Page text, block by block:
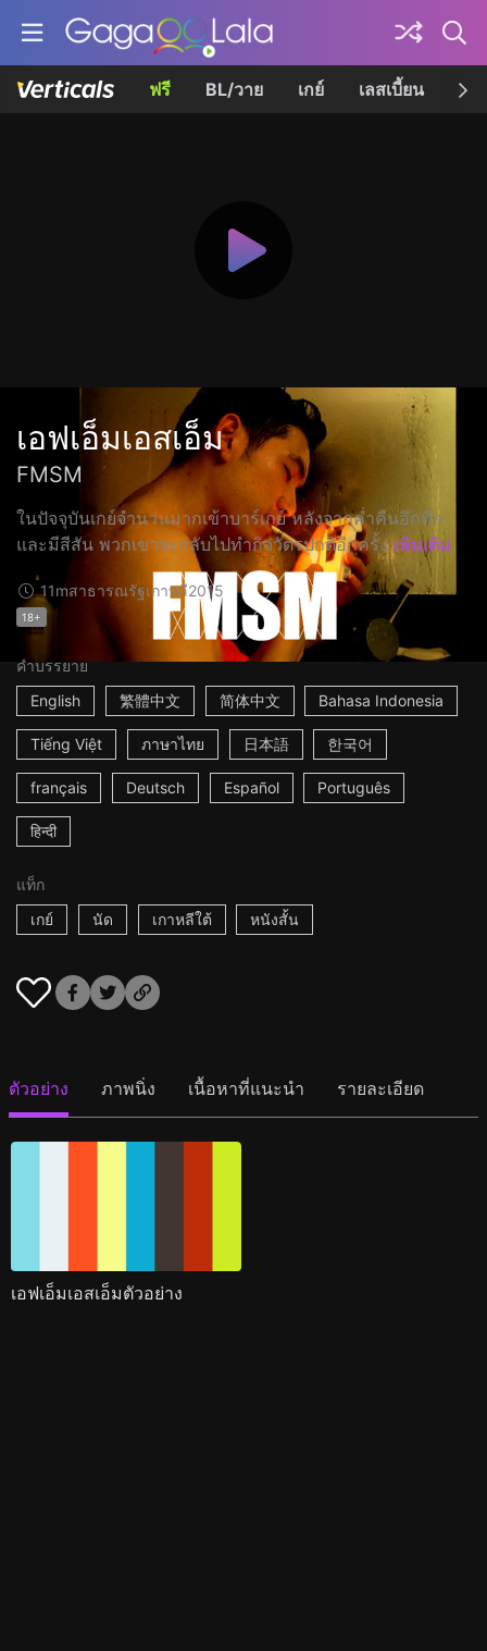
ฟรี BL/วาย เกย์ เลสเบี้ยน เค
เอฟเอ็มเอสเอ็ม
FMSM
ในปัจจุบันเกย์จำนวนมากเข้าบาร์เกย์ หลังจากค่ำคืนอึกทึก
และมีสีสัน พวกเขาจะกลับไปทำกิจวัตรปกติอีกครั้ง เพิ่มเติม
11mสาธารณรัฐเกาหลี2015
18+
คำบรรยาย
English
繁體中文 简体中文 Bahasa Indonesia
Tiếng Việt ภาษาไทย 日本語 한국어
français Deutsch Español Português
हिन्दी
แท็ก
เกย์
นัด เกาหลีใต้ หนังสั้น
ตัวอย่าง ภาพนิ่ง เนื้อหาที่แนะนำ รายละเอียด
เอฟเอ็มเอสเอ็มตัวอย่าง